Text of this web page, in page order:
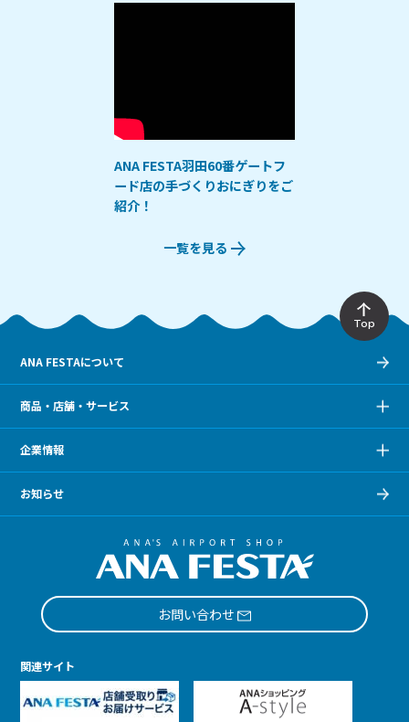
ANA FESTA羽田60番ゲートフ
ード店の手づくりおにぎりをご
紹介！
一覧を見る
Top
ANA FESTAについて
商品・店舗・サービス
企業情報
お知らせ
お問い合わせ
関連サイト